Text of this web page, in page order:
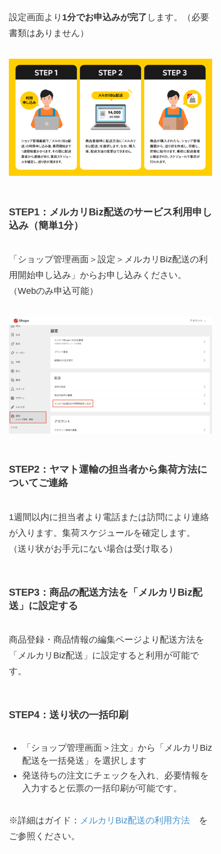
設定画面より 1分でお申込みが完了 します。（必要
書類はありません）
STEP1：メルカリBiz配送のサービス利用申し
込み（簡単1分）
「ショップ管理画面＞設定＞メルカリBiz配送の利
用開始申し込み」からお申し込みください。
（Webのみ申込可能）
STEP2：ヤマト運輸の担当者から集荷方法に
ついてご連絡
1週間以内に担当者より電話または訪問により連絡
が入ります。集荷スケジュールを確定します。
（送り状がお手元にない場合は受け取る）
STEP3：商品の配送方法を「メルカリBiz配
送」に設定する
商品登録・商品情報の編集ページより配送方法を
「メルカリBiz配送」に設定すると利用が可能で
す。
STEP4：送り状の一括印刷
「ショップ管理画面＞注文」から「メルカリBiz
配送を一括発送」を選択します
発送待ちの注文にチェックを入れ、必要情報を
入力すると伝票の一括印刷が可能です。
※詳細はガイド： メルカリBiz配送の利用方法を
ご参照ください。